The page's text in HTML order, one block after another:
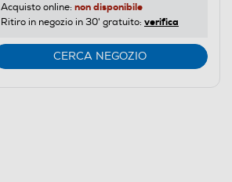
Acquisto online: non disponibile
Ritiro in negozio in 30' gratuito: verifica
CERCA NEGOZIO